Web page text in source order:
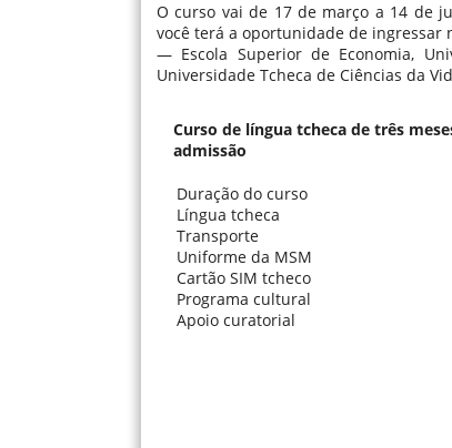
O curso vai de 17 de março a 14 de
você terá a oportunidade de ingressar
— Escola Superior de Economia,
Universidade Tcheca de Ciências da
Curso de língua tcheca de três
admissão
Duração do curso
Língua tcheca
Transporte
Uniforme da MSM
Cartão SIM tcheco
Programa cultural
Apoio curatorial